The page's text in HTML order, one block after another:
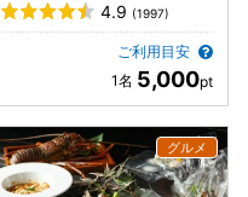
4.9 (1997)
ご利用目安
5,000